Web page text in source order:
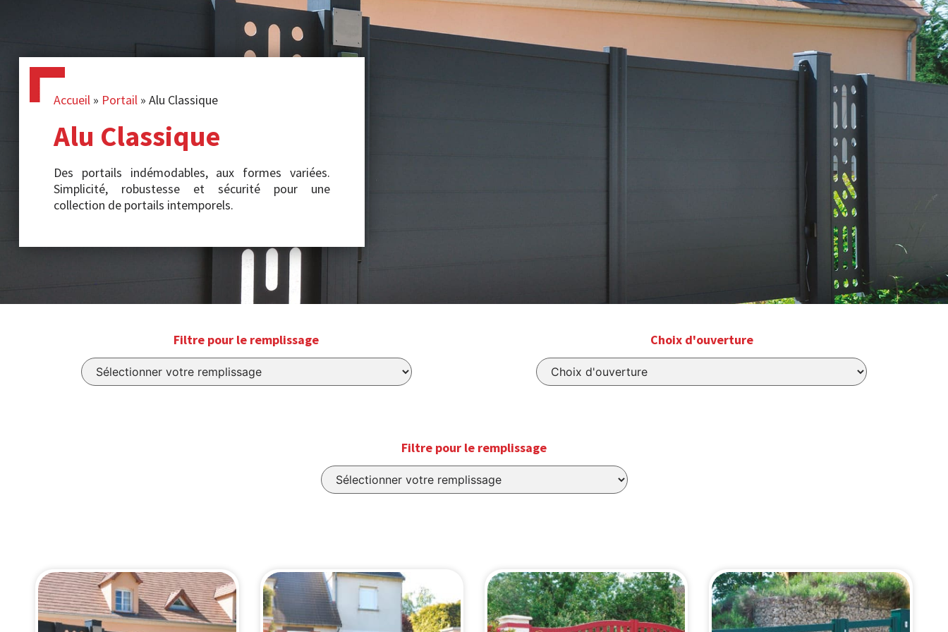
Accueil» Portail» Alu Classique
Alu Classique
Des portails indémodables, aux formes variées.
Simplicité, robustesse et sécurité pour une
collection de portails intemporels.
Filtre pour le remplissage Choix d'ouverture
Filtre pour le remplissage